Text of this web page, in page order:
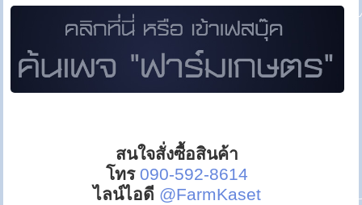
สนใจสั่งซื้อสินค้า
โทร 090-592-8614
ไลน์ไอดี @FarmKaset